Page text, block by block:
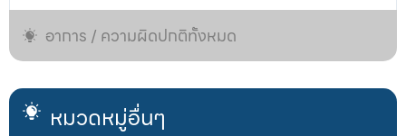
อาการ / ความผิดปกติทั้งหมด
หมวดหมู่อื่นๆ